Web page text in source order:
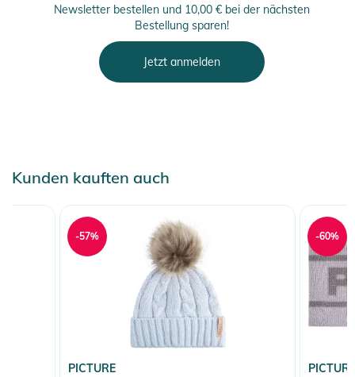
Newsletter bestellen und 10,00 € bei der nächsten
Bestellung sparen!
Jetzt anmelden
Kunden kauften auch
PICTURE
-57%
PICTURE
-60%